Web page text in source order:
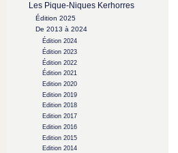
Les Pique-Niques Kerhorres
Édition 2025
De 2013 à 2024
Édition 2024
Édition 2023
Édition 2022
Édition 2021
Edition 2020
Edition 2019
Edition 2018
Edition 2017
Edition 2016
Edition 2015
Edition 2014